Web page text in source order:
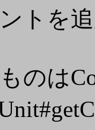
トを
のは